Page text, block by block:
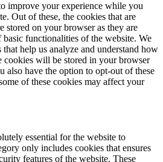
improve your experience while you
Out of these, the cookies that are
stored on your browser as they are
functionalities of the website. We
help us analyze and understand how
cookies will be stored in your browser
also have the option to opt-out of these
of these cookies may affect your
essential for the website to
only includes cookies that ensures
features of the website. These